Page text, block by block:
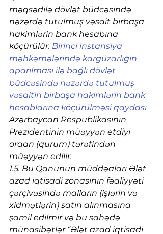
məqsədilə dövlət büdcəsində
nəzərdə tutulmuş vəsait birbaşa
hakimlərin bank hesabına
köçürülür. Birinci instansiya
məhkəmələrində kargüzarlığın
aparılması ilə bağlı dövlət
büdcəsində nəzərdə tutulmuş
vəsaitin birbaşa hakimlərin bank
hesablarına köçürülməsi qaydası
Azərbaycan Respublikasının
Prezidentinin müəyyən etdiyi
orqan (qurum) tərəfindən
müəyyən edilir.
1.5. Bu Qanunun müddəaları Ələt
azad iqtisadi zonasının fəaliyyəti
çərçivəsində malların (işlərin və
xidmətlərin) satın alınmasına
şamil edilmir və bu sahədə
münasibətlər “Ələt azad iqtisadi